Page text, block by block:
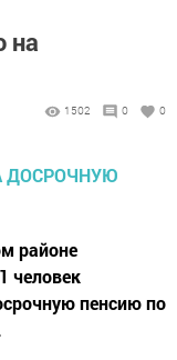
на
1502 0 0
районе
человек
пенсию по